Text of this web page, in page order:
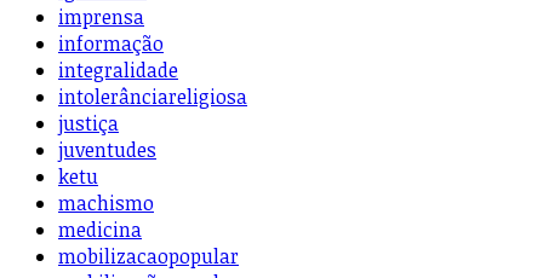
imprensa
informação
integralidade
intolerânciareligiosa
justiça
juventudes
ketu
machismo
medicina
mobilizacaopopular